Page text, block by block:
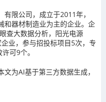
限公司，成立于2011年，
和器材制造业为主的企业。企
查大数据分析，阳光电源
业，参与招投标项目5次，专
可9个。
为AI基于第三方数据生成，